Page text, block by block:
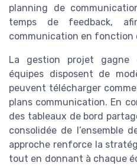
planning de
temps de feedback,
communication en fonction
La gestion projet gagne
équipes disposent de
peuvent télécharger
plans communication. En
des tableaux de bord
consolidée de l’ensemble
approche renforce la
tout en donnant à chaque